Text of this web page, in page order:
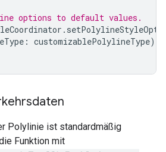
options to default values.
.
: customizablePolylineType)
Polylinie ist standardmäßig
Funktion mit